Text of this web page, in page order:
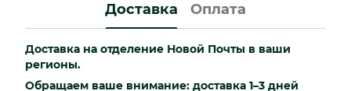
Доставка Оплата
Доставка на отделение Новой Почты в ваши
регионы.
Обращаем ваше внимание: доставка 1–3 дней